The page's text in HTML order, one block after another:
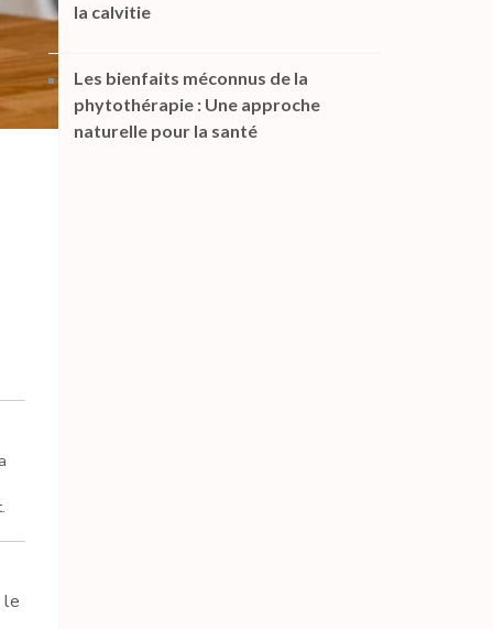
le
la calvitie
Les bienfaits méconnus de la
phytothérapie : Une approche
naturelle pour la santé